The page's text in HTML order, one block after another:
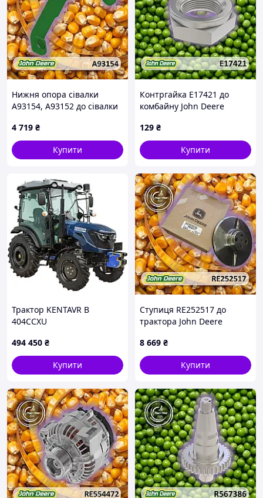
Нижня опора сівалки
A93154, A93152 до сівалки
4 719 ₴
Купити
Контргайка E17421 до
комбайну John Deere
129 ₴
Купити
Трактор KENTAVR B
404CCXU
494 450 ₴
Купити
Ступиця RE252517 до
трактора John Deere
8 669 ₴
Купити